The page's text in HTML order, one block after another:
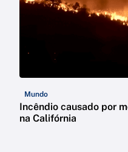
Mundo
Incêndio causado por
na Califórnia